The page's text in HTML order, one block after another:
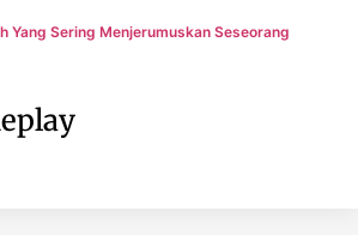
Yang Sering Menjerumuskan Seseorang